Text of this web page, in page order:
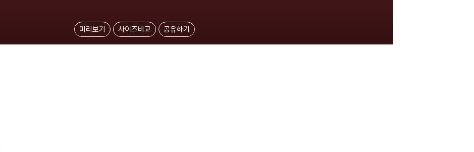
미리보기 사이즈비교 공유하기